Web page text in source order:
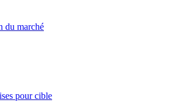
du marché
pour cible